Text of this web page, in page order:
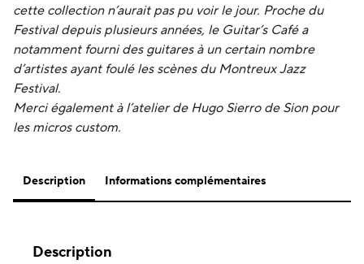
cette collection n’aurait pas pu voir le jour. Proche du
Festival depuis plusieurs années, le Guitar’s Café a
notamment fourni des guitares à un certain nombre
d’artistes ayant foulé les scènes du Montreux Jazz
Festival.
Merci également à l’atelier de Hugo Sierro de Sion pour
les micros custom.
Description Informations complémentaires
Description